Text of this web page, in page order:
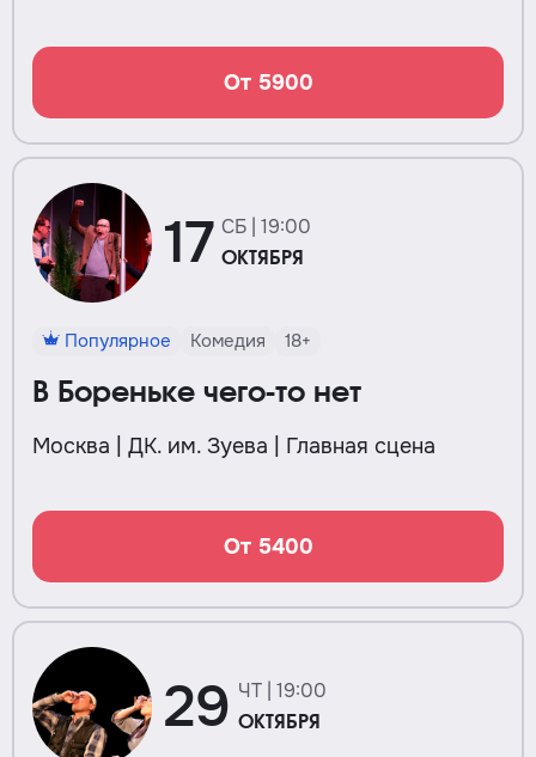
От 5900
17 СБ | 19:00
ОКТЯБРЯ
Популярное Комедия 18+
В Бореньке чего-то нет
Москва | ДК. им. Зуева | Главная сцена
От 5400
29 ЧТ | 19:00
ОКТЯБРЯ